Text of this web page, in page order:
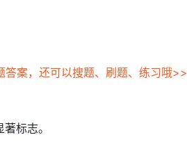
答案，还可以搜题、刷题、练习哦>>
标志。